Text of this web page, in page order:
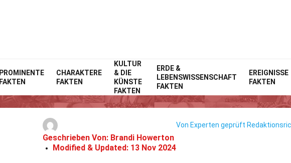
PROMINENTE
FAKTEN
CHARAKTERE
FAKTEN
KULTUR
& DIE
KÜNSTE
FAKTEN
ERDE &
LEBENSWISSENSCHAFT
FAKTEN
EREIGNISSE
FAKTEN
Home Gesellschaft & Sozialwissenschaften
27 Fakten Über Handel
Geschrieben Von: Brandi Howerton
Modified & Updated: 13 Nov 2024
Von Experten geprüft